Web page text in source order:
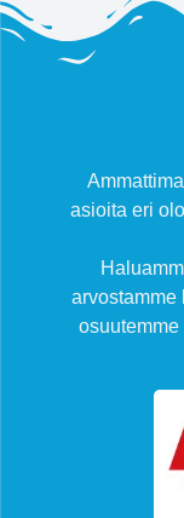
asioita eri
arvostamme